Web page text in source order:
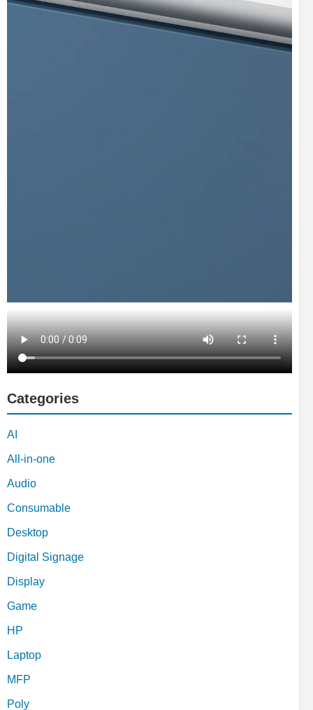
Categories
AI
All-in-one
Audio
Consumable
Desktop
Digital Signage
Display
Game
HP
Laptop
MFP
Poly